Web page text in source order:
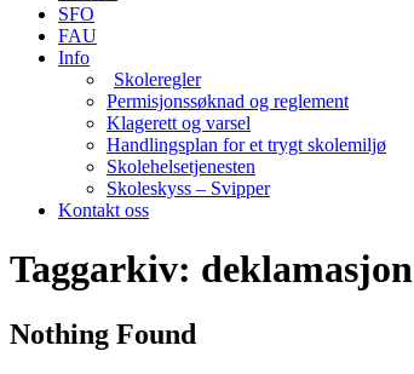
SFO
FAU
Info
Skoleregler
Permisjonssøknad og reglement
Klagerett og varsel
Handlingsplan for et trygt skolemiljø
Skolehelsetjenesten
Skoleskyss – Svipper
Kontakt oss
Taggarkiv: deklamasjon
Nothing Found